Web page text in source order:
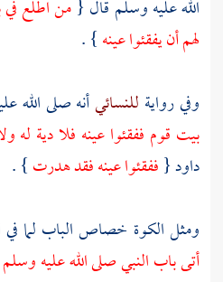
الله عليه وسلم قال {من اطلع
لهم أن يفقئوا عينه} .
وفي رواية للنسائيأنه صلى الله
بيت قوم ففقئوا عينه فلا دية
داود{ففقئوا عينه فقد هدرت} .
ومثل الكوة خصاص الباب لما
أتى باب النبي صلى الله عليه